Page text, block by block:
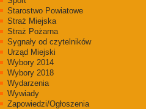
Starostwo Powiatowe
Straż Miejska
Straż Pożarna
Sygnały od czytelników
Urząd Miejski
Wybory 2014
Wybory 2018
Wydarzenia
Wywiady
Zapowiedzi/Ogłoszenia